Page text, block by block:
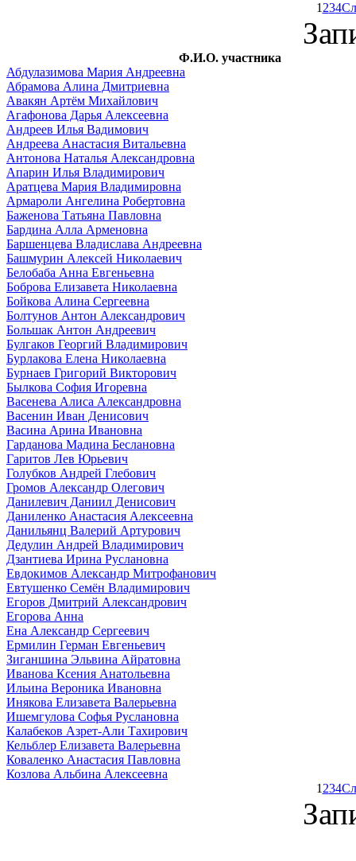
1 234
Ф.И.О. участника
Абдулазимова Мария Андреевна
Абрамова Алина Дмитриевна
Авакян Артём Михайлович
Агафонова Дарья Алексеевна
Андреев Илья Вадимович
Андреева Анастасия Витальевна
Антонова Наталья Александровна
Апарин Илья Владимирович
Аратцева Мария Владимировна
Армароли Ангелина Робертовна
Баженова Татьяна Павловна
Бардина Алла Арменовна
Баршенцева Владислава Андреевна
Башмурин Алексей Николаевич
Белобаба Анна Евгеньевна
Боброва Елизавета Николаевна
Бойкова Алина Сергеевна
Болтунов Антон Александрович
Большак Антон Андреевич
Булгаков Георгий Владимирович
Бурлакова Елена Николаевна
Бурнаев Григорий Викторович
Былкова София Игоревна
Васенева Алиса Александровна
Васенин Иван Денисович
Васина Арина Ивановна
Гарданова Мадина Беслановна
Гаритов Лев Юрьевич
Голубков Андрей Глебович
Громов Александр Олегович
Данилевич Даниил Денисович
Даниленко Анастасия Алексеевна
Данильянц Валерий Артурович
Дедулин Андрей Владимирович
Дзантиева Ирина Руслановна
Евдокимов Александр Митрофанович
Евтушенко Семён Владимирович
Егоров Дмитрий Александрович
Егорова Анна
Ена Александр Сергеевич
Ермилин Герман Евгеньевич
Зиганшина Эльвина Айратовна
Иванова Ксения Анатольевна
Ильина Вероника Ивановна
Инякова Елизавета Валерьевна
Ишемгулова Софья Руслановна
Калабеков Азрет-Али Тахирович
Кельблер Елизавета Валерьевна
Коваленко Анастасия Павловна
Козлова Альбина Алексеевна
1 234